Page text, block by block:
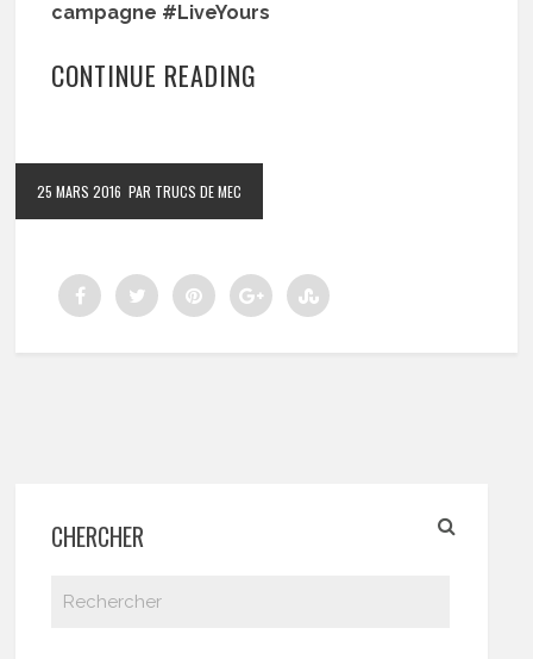
campagne #LiveYours
CONTINUE READING
25 MARS 2016 PAR TRUCS DE MEC
CHERCHER